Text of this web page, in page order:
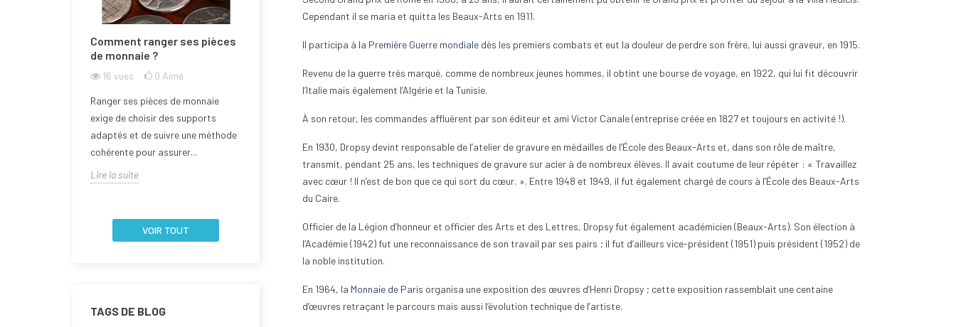
Comment ranger ses pièces
de monnaie ?
16 vues 0 Aimé
Ranger ses pièces de monnaie
exige de choisir des supports
adaptés et de suivre une méthode
cohérente pour assurer...
Lire la suite
Comment nettoyer une pièce
l'abîmer ?
vues 0Aimé
Aborder la question du nettoyage
nécessite une attention extrême à
la fragilité de la...
Lire la suite
Comment commencer une
11vues 0 Aimé
monnaie est une aventure
plus de passionnés, qu’ils...
Comment classer les pièces
14vues 0 Aimé
ou amateur éclairé, le classement
rareté...
Quand est-ce que la Bulgarie
17 vues 0 Aimé
euro le 1er janvier 2026, devenant
monétaire...
VOIR TOUT
TAGS DE BLOG
Cependant il se maria et quitta les Beaux-Arts en 1911.
Il participa à la Première Guerre mondialedès les premiers combats et eut la douleur de perdre son frère, lui aussi graveur, en 1915.
Revenu de la guerre très marqué, comme de nombreux jeunes hommes, il obtint une bourse de voyage, en 1922, qui lui fit découvrir
l’Italiemais également l’Algérie et la Tunisie.
À son retour, les commandes affluèrent par son éditeur et ami Victor Canale (entreprise créée en 1827 et toujours en activité !).
En 1930, Dropsy devint responsable de l’atelier de gravure en médailles de l’École des Beaux-Arts et, dans son rôle de maître,
transmit, pendant 25 ans, les techniques de gravure sur acier à de nombreux élèves. Il avait coutume de leur répéter : « Travaillez
avec cœur ! Il n’est de bon que ce qui sort du cœur. ». Entre 1948 et 1949, il fut également chargé de cours à l’École des Beaux-Arts
du Caire.
Officier de la Légion d’honneur et officier des Arts et des Lettres, Dropsy fut également académicien (Beaux-Arts). Son élection à
l’Académie (1942) fut une reconnaissance de son travail par ses pairs ; il fut d’ailleurs vice-président (1951) puis président (1952) de
la noble institution.
En 1964, la Monnaie de Paris organisa une exposition des œuvres d’Henri Dropsy ; cette exposition rassemblait une centaine
d’œuvres retraçant le parcours mais aussi l’évolution technique de l’artiste.